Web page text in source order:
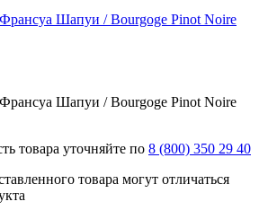
Шапуи / Bourgoge Pinot Noire
Шапуи / Bourgoge Pinot Noire
товара уточняйте по 8 (800) 350 29 40
товара могут отличаться